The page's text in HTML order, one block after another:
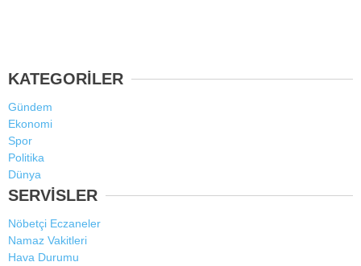
KATEGORİLER
Gündem
Ekonomi
Spor
Politika
Dünya
SERVİSLER
Nöbetçi Eczaneler
Namaz Vakitleri
Hava Durumu